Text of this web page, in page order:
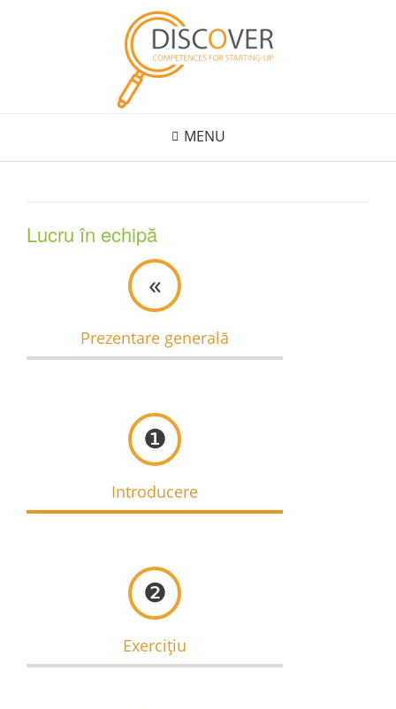
MENU
Lucru în echipă
«
Prezentare generală
❶
Introducere
❷
Exercițiu